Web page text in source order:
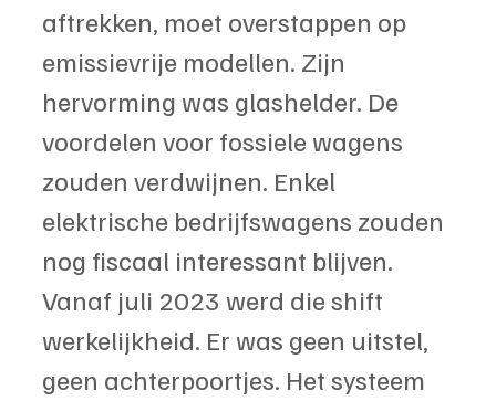
aftrekken, moet overstappen op
emissievrije modellen. Zijn
hervorming was glashelder. De
voordelen voor fossiele wagens
zouden verdwijnen. Enkel
elektrische bedrijfswagens zouden
nog fiscaal interessant blijven.
Vanaf juli 2023 werd die shift
werkelijkheid. Er was geen uitstel,
geen achterpoortjes. Het systeem